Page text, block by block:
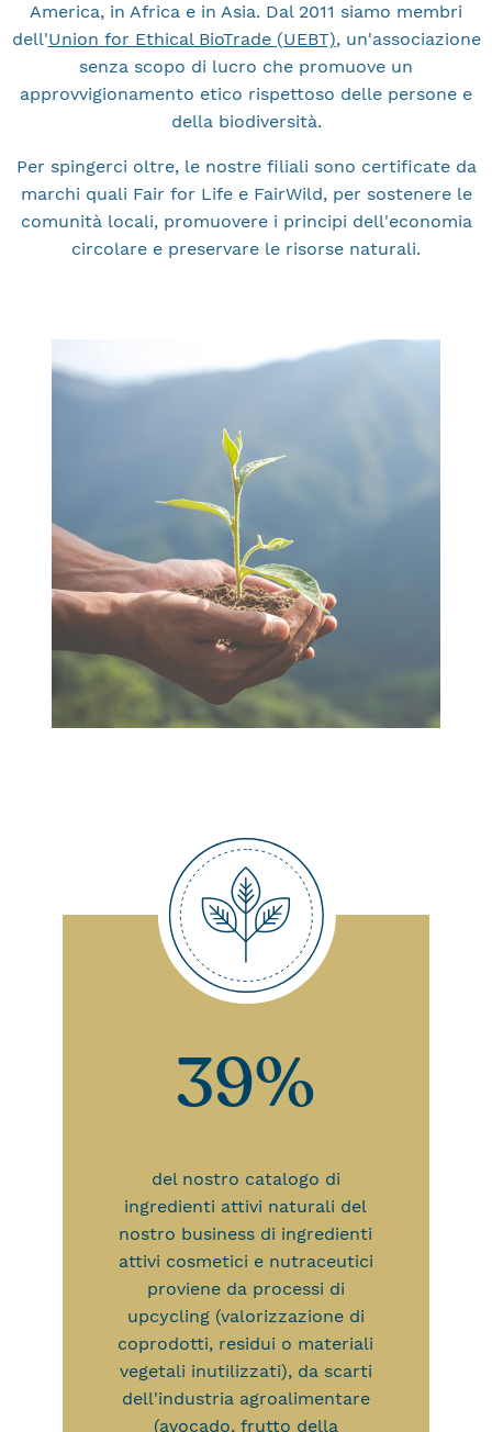
America, in Africa e in Asia. Dal 2011 siamo membri
dell'Union for Ethical BioTrade (UEBT), un'associazione
senza scopo di lucro che promuove un
approvvigionamento etico rispettoso delle persone e
della biodiversità.
Per spingerci oltre, le nostre filiali sono certificate da
marchi quali Fair for Life e FairWild, per sostenere le
comunità locali, promuovere i principi dell'economia
circolare e preservare le risorse naturali.
39%
del nostro catalogo di
ingredienti attivi naturali del
nostro business di ingredienti
attivi cosmetici e nutraceutici
proviene da processi di
upcycling (valorizzazione di
coprodotti, residui o materiali
vegetali inutilizzati), da scarti
dell'industria agroalimentare
(avocado, frutto della